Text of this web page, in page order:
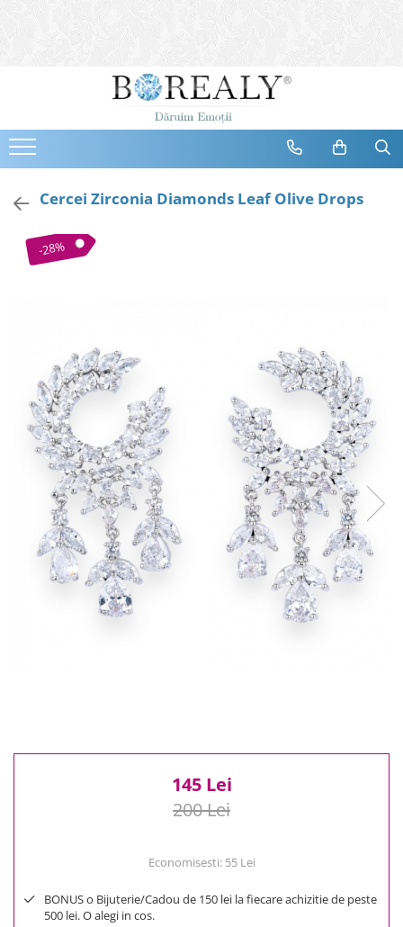
Bijuterii
Cercei
Bratari
Coliere
Brose
Tiare
Bijuterii Mirese
Selectii
Reduceri
Cele mai noi
Cele mai vandute
Cele mai votate
Cu video
0 Lei - 100 Lei
100 Lei - 200 Lei
200 Lei - 300 Lei
Cercei Zirconia Diamonds Leaf Olive Drops
-28%
145 Lei
200 Lei
Economisesti: 55 Lei
BONUS o Bijuterie/Cadou de 150 lei la fiecare achizitie de peste
500 lei. O alegi in cos.